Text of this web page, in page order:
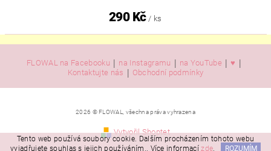
290 Kč / ks
FLOWAL na Facebooku | na Instagramu | na YouTube | ♥️ |
Kontaktujte nás | Obchodní podmínky
2026 © FLOWAL, všechna práva vyhrazena
Vytvořil Shoptet
Tento web používá soubory cookie. Dalším procházením tohoto webu
vyjadřujete souhlas s jejich používáním.. Více informacízde ROZUMÍM